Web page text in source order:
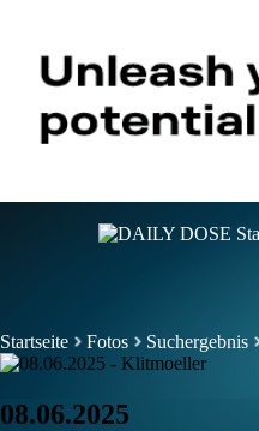
Startseite Fotos Suchergebnis
08.06.2025